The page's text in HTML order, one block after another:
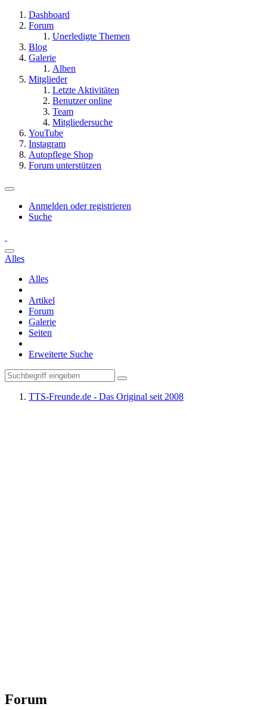
Dashboard
Forum
Unerledigte Themen
Blog
Galerie
Alben
Mitglieder
Letzte Aktivitäten
Benutzer online
Team
Mitgliedersuche
YouTube
Instagram
Autopflege Shop
Forum unterstützen
Anmelden oder registrieren
Suche
Alles
Alles
Artikel
Forum
Galerie
Seiten
Erweiterte Suche
TTS-Freunde.de - Das Original seit 2008
Forum